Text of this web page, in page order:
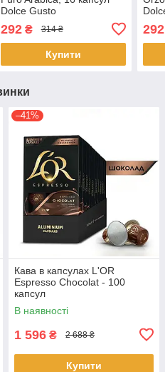
Dolce Gusto
292₴ 314 ₴
Купити
292
–41%
Кава в капсулах L'OR
Espresso Chocolat - 100
капсул
В наявності
1 596 ₴ 2 688 ₴
Купити